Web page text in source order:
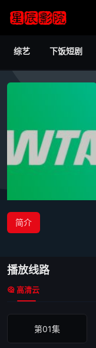
综艺 下饭短剧
简介
播放线路
高清云
第01集